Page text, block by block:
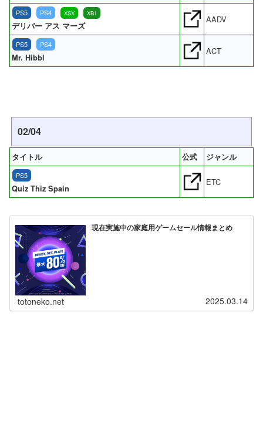
PS5 PS4 XSX XB1
デリバー アス マーズ
AADV
PS5 PS4
Mr. Hibbl
ACT
02/04
タイトル 公式 ジャンル
PS5
Quiz Thiz Spain
ETC
現在実施中の家庭用ゲームセール情報まとめ
totoneko.net 2025.03.14